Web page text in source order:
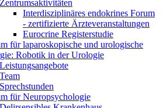
Zentrumsaktivitäten
Interdisziplinäres endokrines Forum
- zertifizierte Ärzteveranstaltungen
Eurocrine Registerstudie
für laparoskopische und urologische
Robotik in der Urologie
Leistungsangebote
Team
Sprechstunden
für Neuropsychologie